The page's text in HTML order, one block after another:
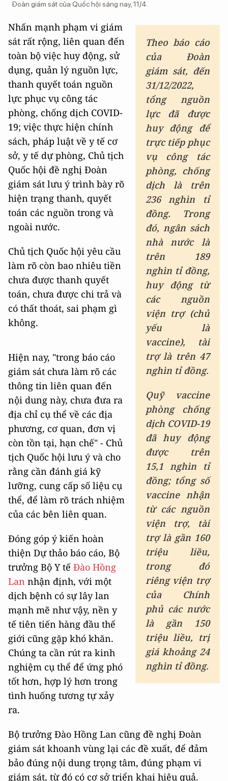
Đoàn giám sát của Quốc hội sáng nay, 11/4.
Theo báo cáo
của Đoàn
giám sát, đến
31/12/2022,
tổng nguồn
lực đã được
huy động để
trực tiếp phục
vụ công tác
phòng, chống
dịch là trên
236 nghìn tỉ
đồng. Trong
đó, ngân sách
nhà nước là
trên 189
nghìn tỉ đồng,
huy động từ
các nguồn
viện trợ (chủ
yếu là
vaccine), tài
trợ là trên 47
nghìn tỉ đồng.
Quỹ vaccine
phòng chống
dịch COVID-19
đã huy động
được trên
15,1 nghìn tỉ
đồng; tổng số
vaccine nhận
từ các nguồn
viện trợ, tài
trợ là gần 160
triệu liều,
trong đó
riêng viện trợ
của Chính
phủ các nước
là gần 150
triệu liều, trị
giá khoảng 24
nghìn tỉ đồng.
Nhấn mạnh phạm vi giám
sát rất rộng, liên quan đến
toàn bộ việc huy động, sử
dụng, quản lý nguồn lực,
thanh quyết toán nguồn
lực phục vụ công tác
phòng, chống dịch COVID-
19; việc thực hiện chính
sách, pháp luật về y tế cơ
sở, y tế dự phòng, Chủ tịch
Quốc hội đề nghị Đoàn
giám sát lưu ý trình bày rõ
hiện trạng thanh, quyết
toán các nguồn trong và
ngoài nước.
Chủ tịch Quốc hội yêu cầu
làm rõ còn bao nhiêu tiền
chưa được thanh quyết
toán, chưa được chi trả và
có thất thoát, sai phạm gì
không.
Hiện nay, "trong báo cáo
giám sát chưa làm rõ các
thông tin liên quan đến
nội dung này, chưa đưa ra
địa chỉ cụ thể về các địa
phương, cơ quan, đơn vị
còn tồn tại, hạn chế" - Chủ
tịch Quốc hội lưu ý và cho
rằng cần đánh giá kỹ
lưỡng, cung cấp số liệu cụ
thể, để làm rõ trách nhiệm
của các bên liên quan.
Đóng góp ý kiến hoàn
thiện Dự thảo báo cáo, Bộ
trưởng Bộ Y tế Đào Hồng
Lan nhận định, với một
dịch bệnh có sự lây lan
mạnh mẽ như vậy, nền y
tế tiên tiến hàng đầu thế
giới cũng gặp khó khăn.
Chúng ta cần rút ra kinh
nghiệm cụ thể để ứng phó
tốt hơn, hợp lý hơn trong
tình huống tương tự xảy
ra.
Bộ trưởng Đào Hồng Lan cũng đề nghị Đoàn
giám sát khoanh vùng lại các đề xuất, để đảm
bảo đúng nội dung trọng tâm, đúng phạm vi
giám sát, từ đó có cơ sở triển khai hiệu quả.